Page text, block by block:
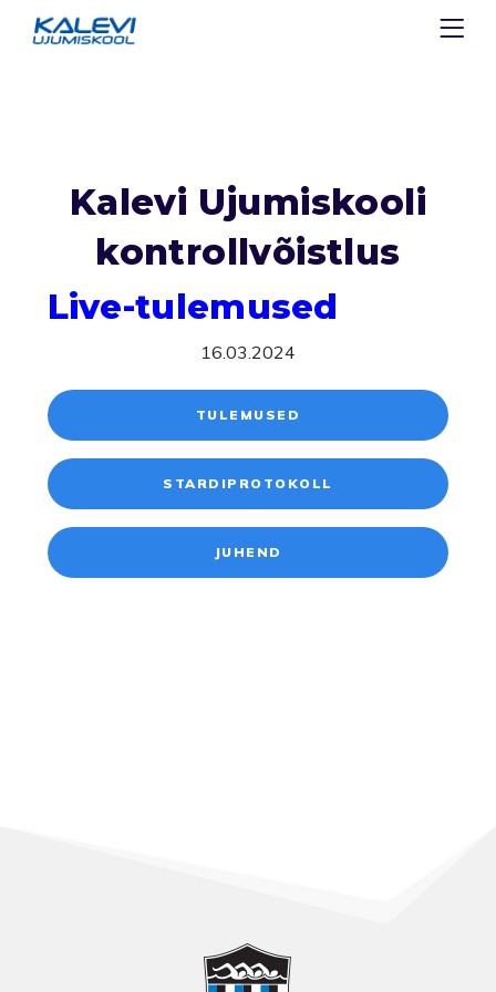
Kalevi Ujumiskooli
kontrollvõistlus
Live-tulemused
16.03.2024
TULEMUSED
STARDIPROTOKOLL
JUHEND